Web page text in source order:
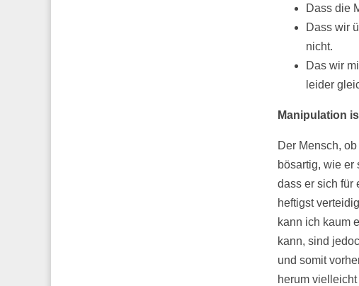
Dass die
Dass wir
nicht.
Das wir
leider
Manipulation
Der Mensch,
bösartig, wie er
dass er sich für
heftigst
kann ich kaum
kann, sind
und somit
herum